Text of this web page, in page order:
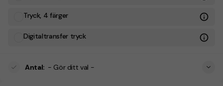
Tryck, 4 färger
Digitaltransfer tryck
Antal: - Gör ditt val -